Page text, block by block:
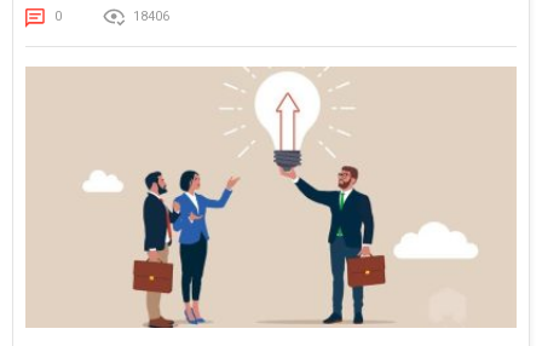
0 18406